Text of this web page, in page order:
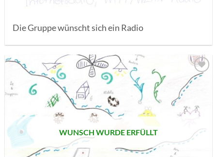
Die Gruppe wünscht sich ein Radio
AUF MEINE
MERKLISTE
SETZEN
WUNSCH WURDE ERFÜLLT